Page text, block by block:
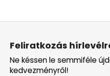
L
Feliratkozás
Ne késsen le semmiféle
kedvezményről!